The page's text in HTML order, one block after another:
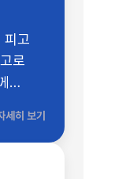
피고
로
어
세히 보기